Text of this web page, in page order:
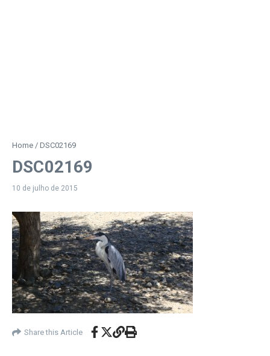
Home / DSC02169
DSC02169
10 de julho de 2015
Share this Article